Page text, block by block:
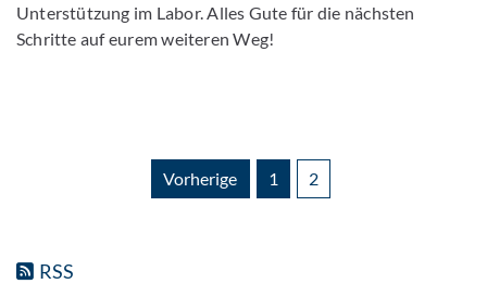
Unterstützung im Labor. Alles Gute für die nächsten
Schritte auf eurem weiteren Weg!
Vorherige 1 2
RSS